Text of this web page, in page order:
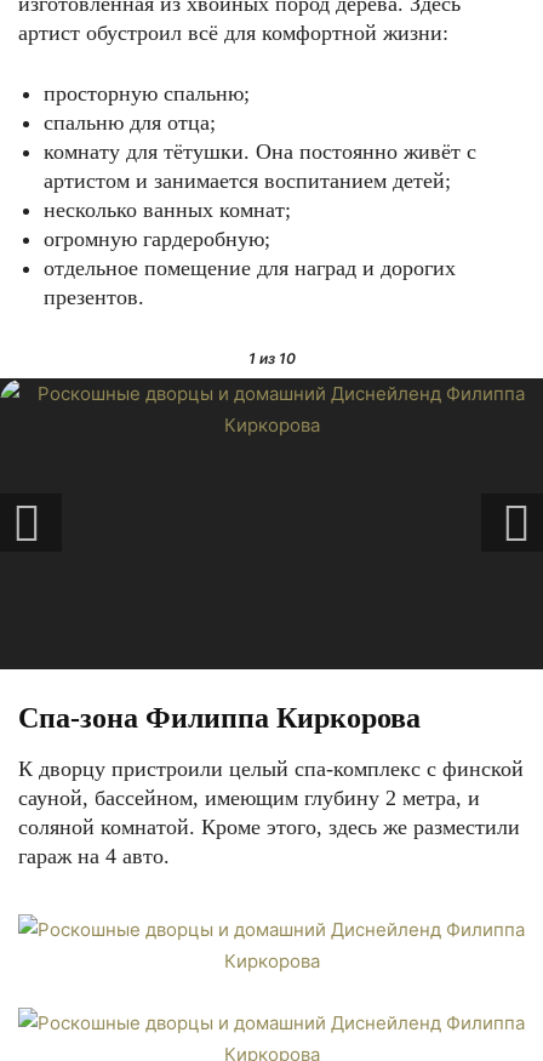
артист обустроил всё для комфортной жизни:
просторную спальню;
спальню для отца;
комнату для тётушки. Она постоянно живёт с
артистом и занимается воспитанием детей;
несколько ванных комнат;
огромную гардеробную;
отдельное помещение для наград и дорогих
презентов.
1из 10
Спа-зона Филиппа Киркорова
К дворцу пристроили целый спа-комплекс с финской
сауной, бассейном, имеющим глубину 2 метра, и
соляной комнатой. Кроме этого, здесь же разместили
гараж на 4 авто.